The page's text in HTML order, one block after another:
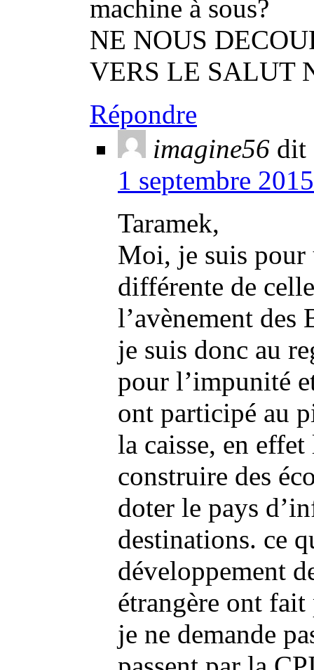
machine à sous?
NE NOUS
VERS LE SALUT
Répondre
imagine56 dit
1 septembre
Taramek,
Moi, je suis pour
différente de
l’avènement des
je suis donc au
pour l’impunité
ont participé au
la caisse, en
construire des
doter le pays
destinations. ce
développement
étrangère ont fait
je ne demande